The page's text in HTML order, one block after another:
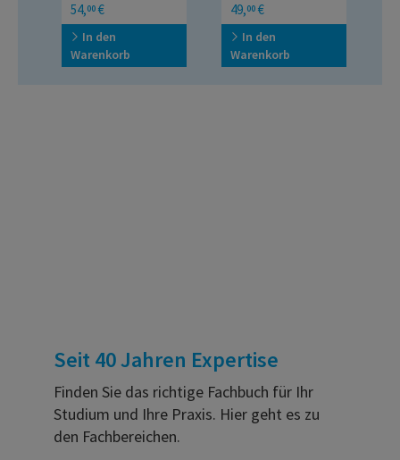
54,00 €
In den
Warenkorb
49,00 €
In den
Warenkorb
Seit 40 Jahren Expertise
Finden Sie das richtige Fachbuch für Ihr
Studium und Ihre Praxis. Hier geht es zu
den Fachbereichen.